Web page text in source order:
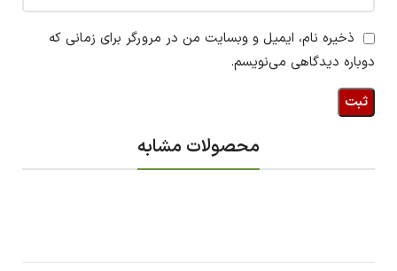
ذخیره نام، ایمیل و وبسایت من در مرورگر برای زمانی که
دوباره دیدگاهی می‌نویسم.
محصولات مشابه